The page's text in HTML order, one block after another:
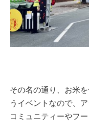
その名の通り、お米
うイベントなので、
コミュニティーやフ